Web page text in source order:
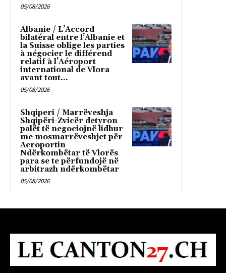
05/08/2026
Albanie / L’Accord
bilatéral entre l’Albanie et
la Suisse oblige les parties
à négocier le différend
relatif à l’Aéroport
international de Vlora
avant tout...
05/08/2026
Shqiperi / Marrëveshja
Shqipëri-Zvicër detyron
palët të negociojnë lidhur
me mosmarrëveshjet për
Aeroportin
Ndërkombëtar të Vlorës
para se te përfundojë në
arbitrazh ndërkombëtar
05/08/2026